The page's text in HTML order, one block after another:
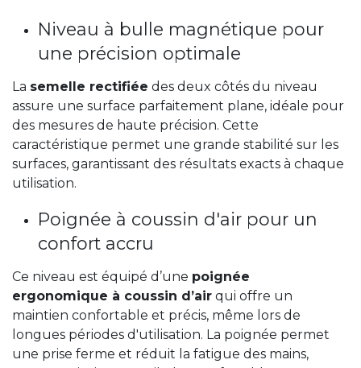
Niveau à bulle magnétique pour
une précision optimale
La semelle rectifiée des deux côtés du niveau
assure une surface parfaitement plane, idéale pour
des mesures de haute précision. Cette
caractéristique permet une grande stabilité sur les
surfaces, garantissant des résultats exacts à chaque
utilisation.
Poignée à coussin d'air pour un
confort accru
Ce niveau est équipé d’une poignée
ergonomique à coussin d’air qui offre un
maintien confortable et précis, même lors de
longues périodes d'utilisation. La poignée permet
une prise ferme et réduit la fatigue des mains,